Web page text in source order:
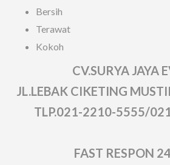
Bersih
Terawat
Kokoh
CV.SURYA JAYA
JL.LEBAK CIKETING
TLP.021-2210-5555/
FAST RESPON